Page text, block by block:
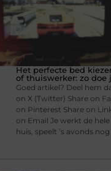
Het perfecte bed
of thuiswerker: zo doe
Goed artikel? Deel hem
on X (Twitter) Share on
on Pinterest Share on
on Email Je werkt de
huis, speelt ’s avonds